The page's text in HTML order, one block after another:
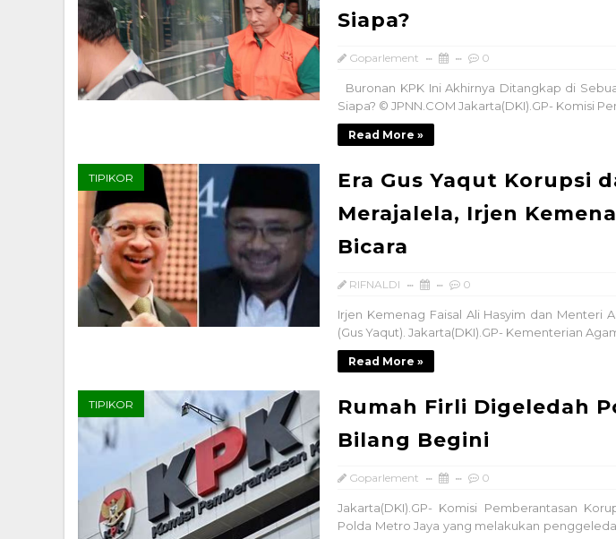
Siapa?
Goparlement 0
Buronan KPK Ini Akhirnya Ditangkap di
Siapa? © JPNN.COM Jakarta(DKI).GP- Komisi
Read More »
TIPIKOR
Era Gus Yaqut Korupsi
Merajalela, Irjen
Bicara
RIFNALDI 0
Irjen Kemenag Faisal Ali Hasyim dan Menteri
(Gus Yaqut). Jakarta(DKI).GP- Kementerian
Read More »
TIPIKOR
Rumah Firli Digeledah
Bilang Begini
Goparlement 0
Jakarta(DKI).GP- Komisi Pemberantasan
Polda Metro Jaya yang melakukan